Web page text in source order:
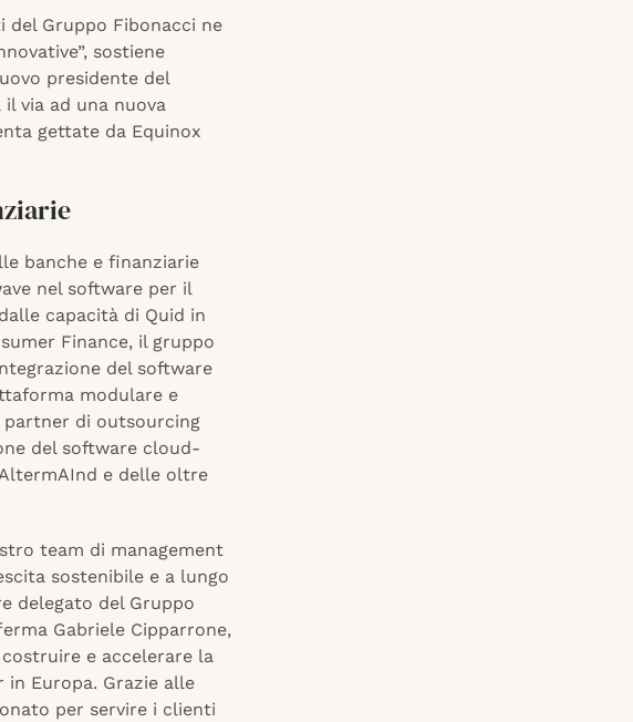
del Gruppo Fibonacci ne
sostiene
presidente del
via ad una nuova
gettate da Equinox
banche e finanziarie
nel software per il
capacità di Quid in
Finance, il gruppo
del software
modulare e
partner di outsourcing
del software cloud-
e delle oltre
team di management
sostenibile e a lungo
delegato del Gruppo
Gabriele Cipparrone,
e accelerare la
Europa. Grazie alle
per servire i clienti